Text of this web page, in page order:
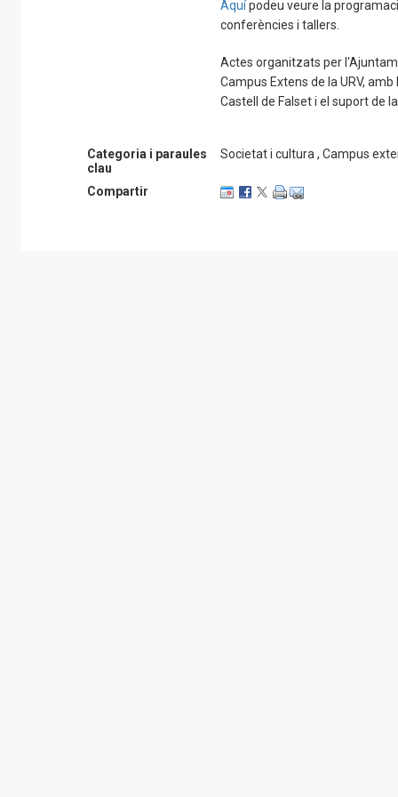
Aquípodeu veure la
conferències i tallers.
Actes organitzats per
Campus Extens de la URV, amb
Castell de Falset i el suport de
Categoria i paraules
clau
Societat i cultura , Campus
Compartir